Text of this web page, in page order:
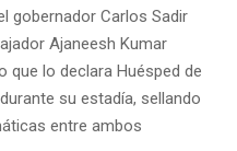
gobernador Carlos Sadir
Ajaneesh Kumar
que lo declara Huésped de
su estadía, sellando
entre ambos